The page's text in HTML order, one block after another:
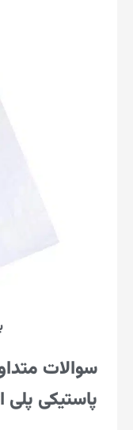
سوالات
پاستیکی پلی